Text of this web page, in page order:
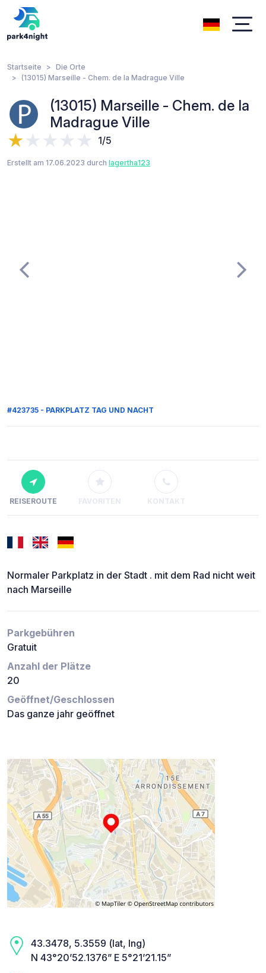
Startseite
Die Orte
(13015) Marseille - Chem. de la Madrague Ville
(13015) Marseille - Chem. de la
Madrague Ville
1/5
Erstellt am 17.06.2023 durch lagertha123
#423735 - PARKPLATZ TAG UND NACHT
REISEROUTE FAVORITEN KONTAKT
Normaler Parkplatz in der Stadt . mit dem Rad nicht weit
nach Marseille
Parkgebühren
Gratuit
Anzahl der Plätze
20
Geöffnet/Geschlossen
Das ganze jahr geöffnet
43.3478, 5.3559 (lat, lng)
N 43°20’52.1376” E 5°21’21.15”